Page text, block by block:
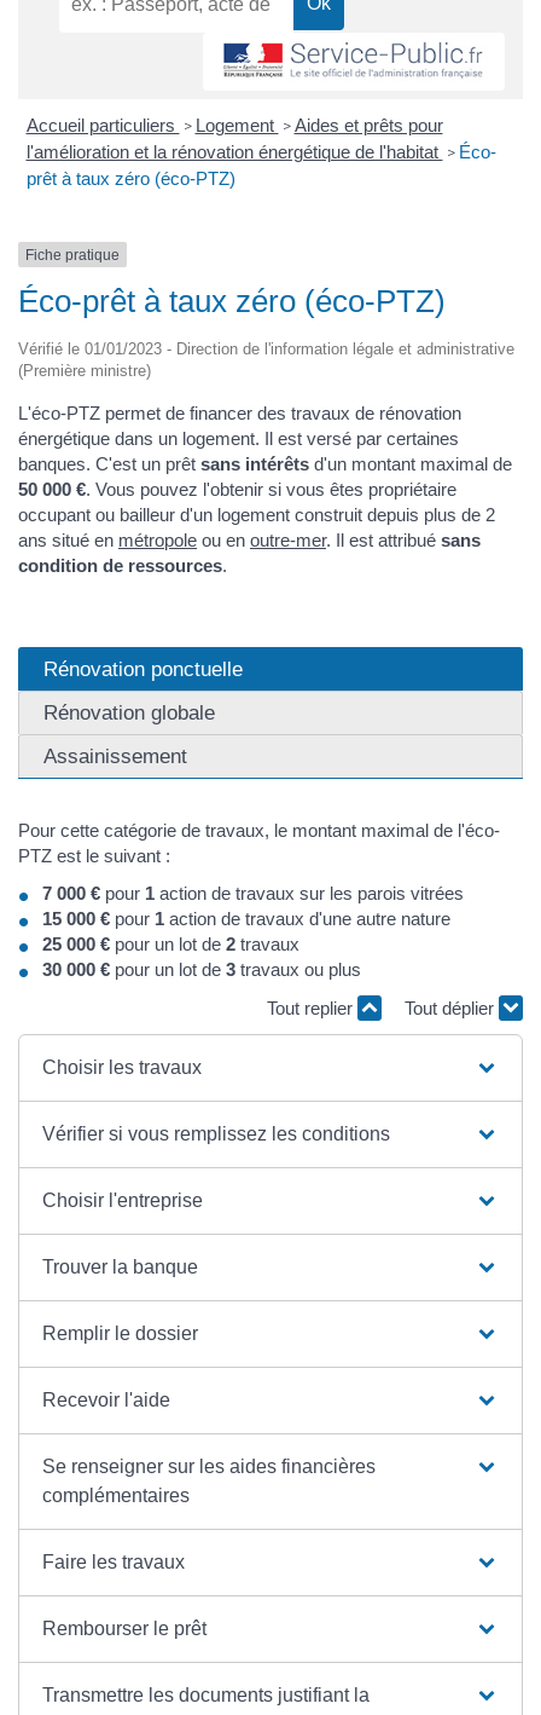
Accueil particuliers > Logement > Aides et prêts pour
l'amélioration et la rénovation énergétique de l'habitat > Éco-
prêt à taux zéro (éco-PTZ)
Fiche pratique
Éco-prêt à taux zéro (éco-PTZ)
Vérifié le 01/01/2023 - Direction de l'information légale et administrative
(Première ministre)
L'éco-PTZ permet de financer des travaux de rénovation
énergétique dans un logement. Il est versé par certaines
banques. C'est un prêt sans intérêts d'un montant maximal de
50 000 €. Vous pouvez l'obtenir si vous êtes propriétaire
occupant ou bailleur d'un logement construit depuis plus de 2
ans situé en métropole ou en outre-mer. Il est attribué sans
condition de ressources.
Rénovation ponctuelle
Rénovation globale
Assainissement
Pour cette catégorie de travaux, le montant maximal de l'éco-
PTZ est le suivant :
7 000 € pour 1 action de travaux sur les parois vitrées
15 000 € pour 1 action de travaux d'une autre nature
25 000 € pour un lot de 2 travaux
30 000 € pour un lot de 3 travaux ou plus
Tout replier
Tout déplier
Choisir les travaux
Vérifier si vous remplissez les conditions
Choisir l'entreprise
Trouver la banque
Remplir le dossier
Recevoir l'aide
Se renseigner sur les aides financières
complémentaires
Faire les travaux
Rembourser le prêt
Transmettre les documents justifiant la